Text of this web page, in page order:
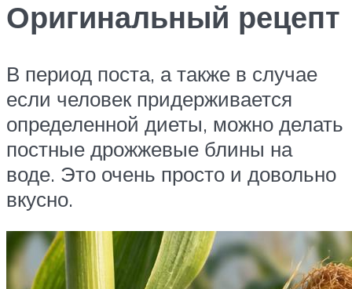
Оригинальный рецепт
В период поста, а также в случае
если человек придерживается
определенной диеты, можно делать
постные дрожжевые блины на
воде. Это очень просто и довольно
вкусно.